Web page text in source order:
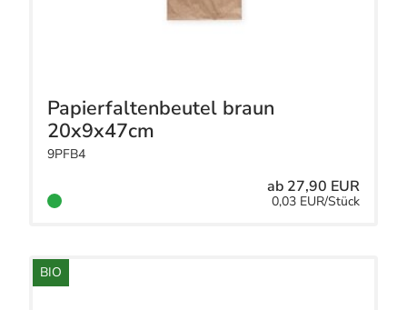
Papierfaltenbeutel braun
20x9x47cm
9PFB4
ab 27,90 EUR
0,03 EUR/Stück
BIO